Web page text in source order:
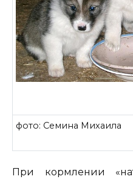
фото: Семина Михаила
При кормлении